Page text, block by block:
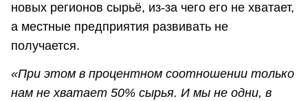
новых регионов сырьё, из-за чего его не хватает,
а местные предприятия развивать не
получается.
«При этом в процентном соотношении только
нам не хватает 50% сырья. И мы не одни, в